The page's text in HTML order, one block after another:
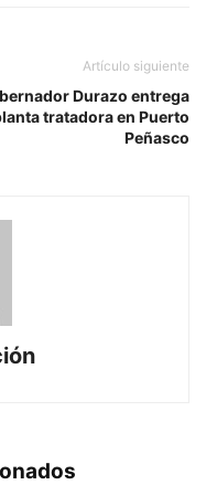
Artículo siguiente
Durazo entrega
tratadora en Puerto
Peñasco